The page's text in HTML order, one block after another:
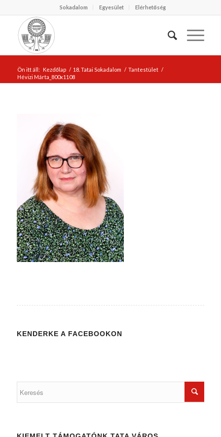
Sokadalom Egyesület Elérhetőség
Ön itt áll: Kezdőlap / 18. Tatai Sokadalom / Tantestület /
Hévizi Márta_800x1108
KENDERKE A FACEBOOKON